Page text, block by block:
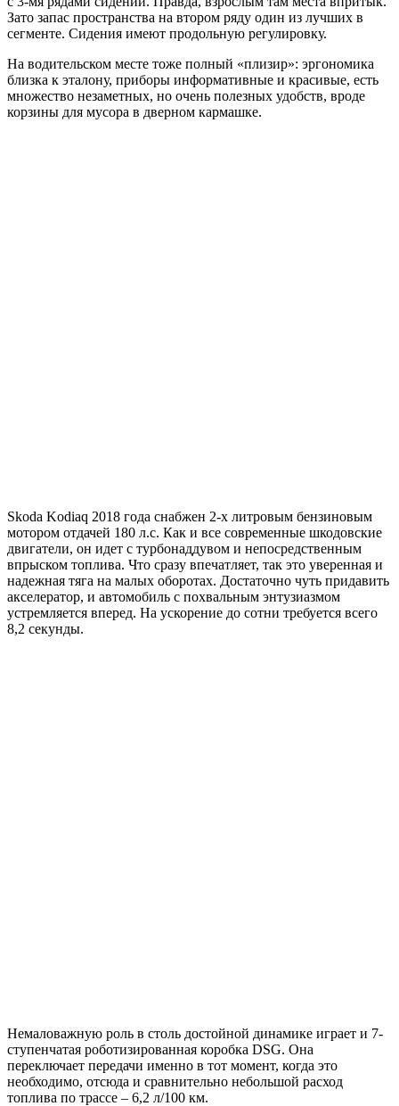
Зато запас пространства на втором ряду один из лучших в
сегменте. Сидения имеют продольную регулировку.
На водительском месте тоже полный «плизир»: эргономика
близка к эталону, приборы информативные и красивые, есть
множество незаметных, но очень полезных удобств, вроде
корзины для мусора в дверном кармашке.
Skoda Kodiaq 2018 года снабжен 2-х литровым бензиновым
мотором отдачей 180 л.с. Как и все современные шкодовские
двигатели, он идет с турбонаддувом и непосредственным
впрыском топлива. Что сразу впечатляет, так это уверенная и
надежная тяга на малых оборотах. Достаточно чуть придавить
акселератор, и автомобиль с похвальным энтузиазмом
устремляется вперед. На ускорение до сотни требуется всего
8,2 секунды.
Немаловажную роль в столь достойной динамике играет и 7-
ступенчатая роботизированная коробка DSG. Она
переключает передачи именно в тот момент, когда это
необходимо, отсюда и сравнительно небольшой расход
топлива по трассе – 6,2 л/100 км.